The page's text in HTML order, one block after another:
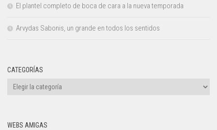
El plantel completo de boca de cara a la nueva temporada
Arvydas Sabonis, un grande en todos los sentidos
CATEGORÍAS
Categorías
WEBS AMIGAS